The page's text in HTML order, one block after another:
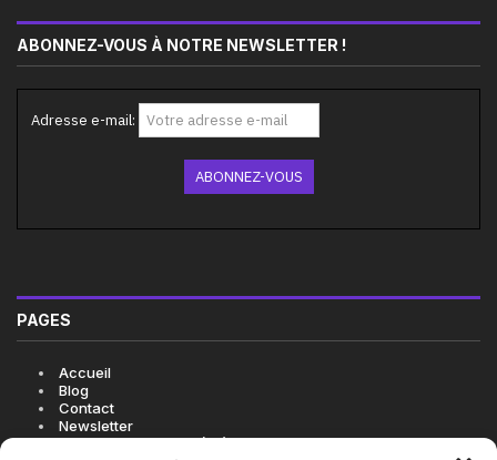
ABONNEZ-VOUS À NOTRE NEWSLETTER !
Adresse e-mail:
PAGES
Accueil
Blog
Contact
Newsletter
Politique de cookies (UE)